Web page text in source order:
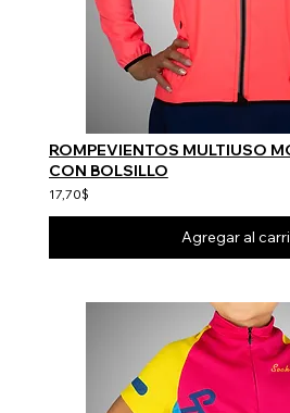
ROMPEVIENTOS MULTIUSO
CON BOLSILLO
17,70$
Agregar al